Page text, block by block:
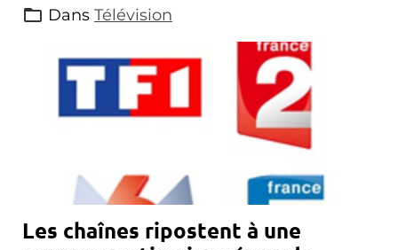
Dans Télévision
Les chaînes ripostent à une